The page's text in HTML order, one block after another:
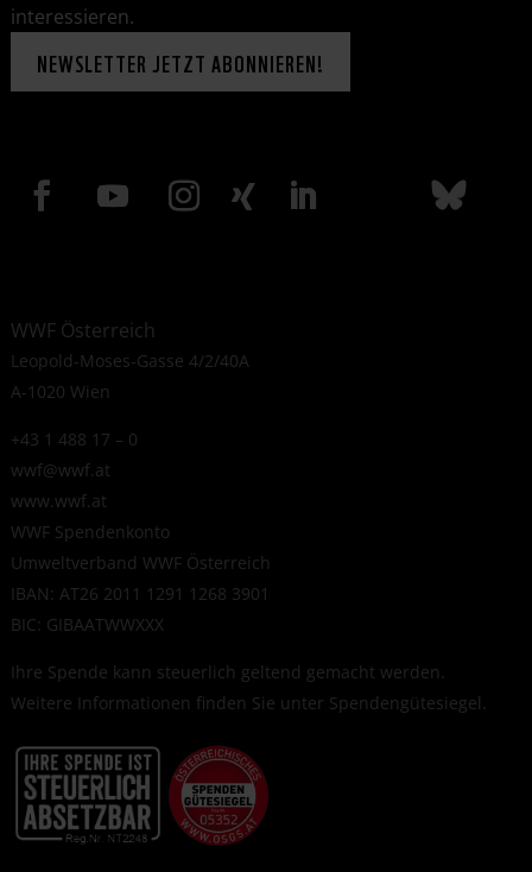
interessieren.
NEWSLETTER JETZT ABONNIEREN!
WWF Österreich
Leopold-Moses-Gasse 4/2/40A
A-1020 Wien
+43 1 488 17 – 0
wwf@wwf.at
www.wwf.at
WWF Spendenkonto
Umweltverband WWF Österreich
IBAN: AT26 2011 1291 1268 3901
BIC: GIBAATWWXXX
Ihre Spende kann steuerlich geltend gemacht werden.
Weitere Informationen finden Sie unter Spendengütesiegel